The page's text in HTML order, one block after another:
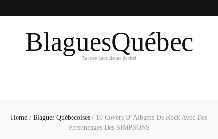
BlaguesQuébec
Ta dose quotidienne de rire!
Home / Blagues Québécoises / 10 Covers D’Albums De Rock Avec Des
Personnages Des SIMPSONS